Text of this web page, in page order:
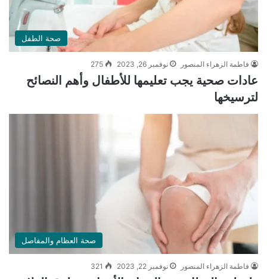
صحة الطفل
فاطمة الزهراء المنصور نوفمبر 26, 2023 275
عادات صحية يجب تعليمها للأطفال وأهم النصائح
لترسيخها
صحة العظام والمفاصل
فاطمة الزهراء المنصور نوفمبر 22, 2023 321